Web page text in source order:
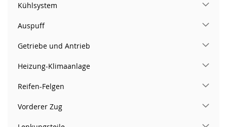
Kühlsystem
Auspuff
Getriebe und Antrieb
Heizung-Klimaanlage
Reifen-Felgen
Vorderer Zug